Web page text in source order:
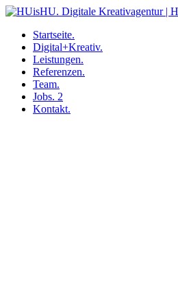
Startseite.
Digital+Kreativ.
Leistungen.
Referenzen.
Team.
Jobs. 2
Kontakt.